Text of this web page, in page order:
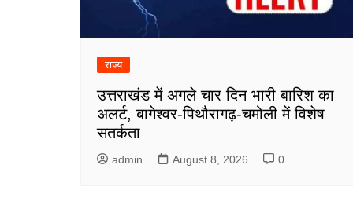
राज्य
उत्तराखंड में अगले चार दिन भारी बारिश का
अलर्ट, बागेश्वर-पिथौरागढ़-चमोली में विशेष
सतर्कता
admin August 8, 2026 0